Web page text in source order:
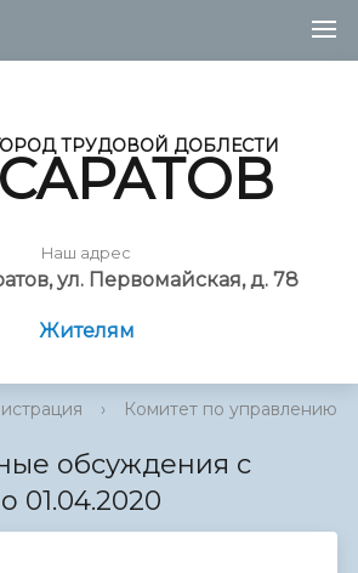
ТРУДОВОЙ ДОБЛЕСТИ
САРАТОВ
Наш адрес
ул. Первомайская, д. 78
Жителям
› Комитет по управлению
обсуждения с
01.04.2020